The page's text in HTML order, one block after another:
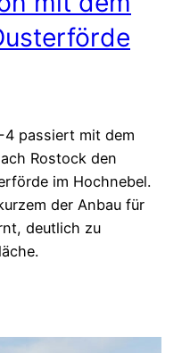
4 passiert mit dem
Rostock den
im Hochnebel.
der Anbau für
deutlich zu